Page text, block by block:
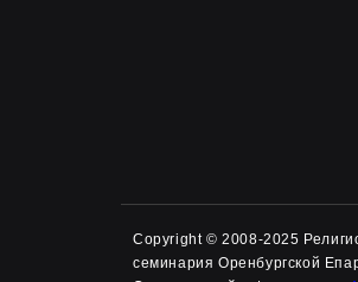
Copyright © 2008-2025
семинария Оренбургской